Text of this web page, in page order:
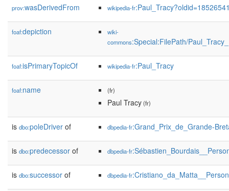
prov:wasDerivedFrom wikipedia-fr
foaf:depiction
wiki-
commons:Special:FilePath/
foaf:isPrimaryTopicOf wikipedia-fr:Paul_Tracy
foaf:name (fr)
Paul Tracy(fr)
is dbo:poleDriver of dbpedia-fr:Grand_Prix_de_Grande-
is dbo:predecessor of dbpedia-fr
is dbo:successor of dbpedia-fr